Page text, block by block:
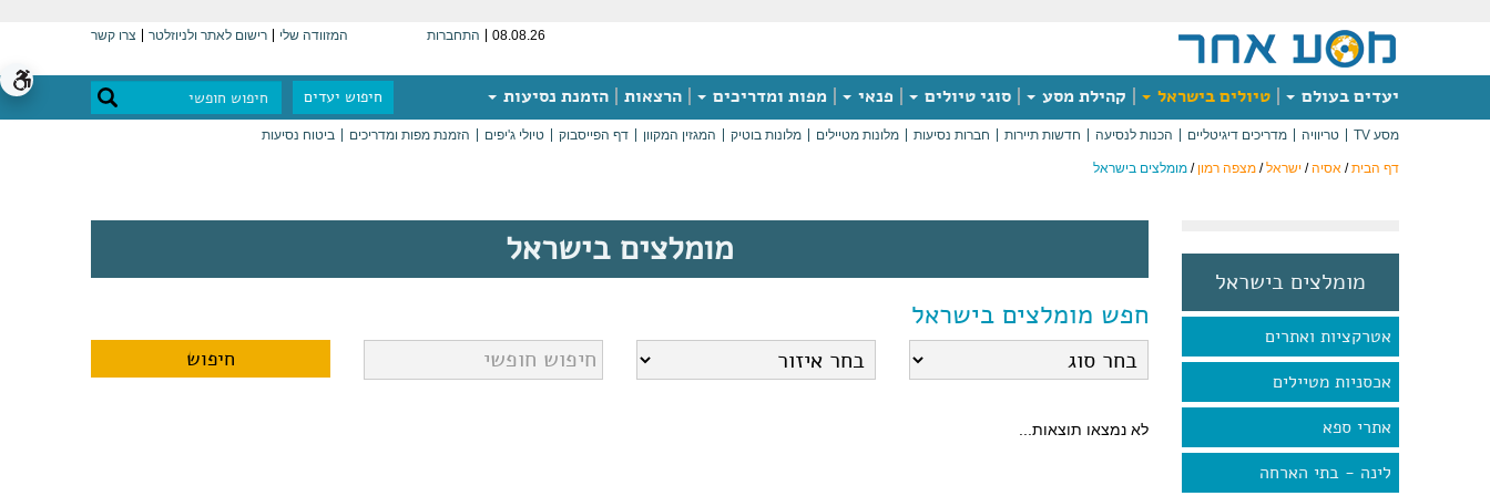
08.08.26 התחברות המזוודה שלי רישום לאתר ולניוזלטר צרו קשר
יעדים בעולם טיולים בישראל קהילת מסע סוגי טיולים פנאי מפות ומדריכים הרצאות הזמנת נסיעות חיפוש יעדים
מסע TV טריוויה מדריכים דיגיטליים הכנות לנסיעה חדשות תיירות חברות נסיעות מלונות מטיילים מלונות בוטיק המגזין המקוון דף הפייסבוק טיולי ג'יפים הזמנת מפות ומדריכים ביטוח נסיעות
דף הבית/ אסיה/ ישראל/ מצפה רמון / מומלצים בישראל
מומלצים בישראל
אטרקציות ואתרים
אכסניות מטיילים
אתרי ספא
לינה - בתי הארחה
מומלצים בישראל
חפש מומלצים בישראל
לא נמצאו תוצאות...